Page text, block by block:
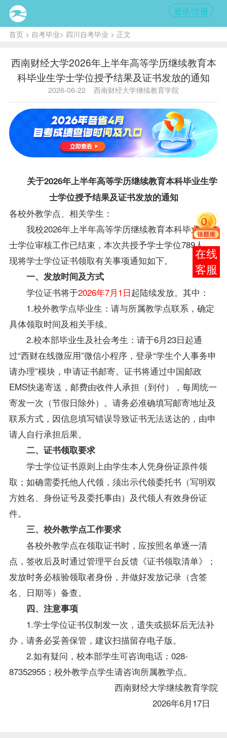
登录/注册
首页> 自考毕业> 四川自考毕业 > 正文
西南财经大学2026年上半年高等学历继续教育本
科毕业生学士学位授予结果及证书发放的通知
2026-06-22 西南财经大学继续教育学院
关于2026年上半年高等学历继续教育本科毕业生学
士学位授予结果及证书发放的通知
各校外教学点、相关学生：
我校2026年上半年高等学历继续教育本科毕业生学
士学位审核工作已结束，本次共授予学士学位789人。
现将学士学位证书领取有关事项通知如下。
一、发放时间及方式
学位证书将于2026年7月1日起陆续发放。其中：
1.校外教学点毕业生 ：请与所属教学点联系，确定
具体领取时间及相关手续。
2.校本部毕业生及社会考生：请于6月23日起通
过“西财在线微应用”微信小程序，登录“学生个人事务申
请办理”模块，申请证书邮寄。证书将通过中国邮政
EMS快递寄送，邮费由收件人承担（到付），每周统一
寄发一次（节假日除外）。请务必准确填写邮寄地址及
联系方式，因信息填写错误导致证书无法送达的，由申
请人自行承担后果。
二、证书领取要求
学士学位证书原则上由学生本人凭身份证原件领
取；如确需委托他人代领，须出示代领委托书（写明双
方姓名、身份证号及委托事由）及代领人有效身份证
件。
三、校外教学点工作要求
各校外教学点在领取证书时，应按照名单逐一清
点，签收后及时通过管理平台反馈《证书领取清单》；
发放时务必核验领取者身份，并做好发放记录（含签
名、日期等）备查。
四、注意事项
1.学士学位证书仅制发一次，遗失或损坏后无法补
办，请务必妥善保管，建议扫描留存电子版。
2.如有疑问，校本部学生可咨询电话：028-
87352955；校外教学点学生请咨询所属教学点。
西南财经大学继续教育学院
2026年6月17日
在线
客服